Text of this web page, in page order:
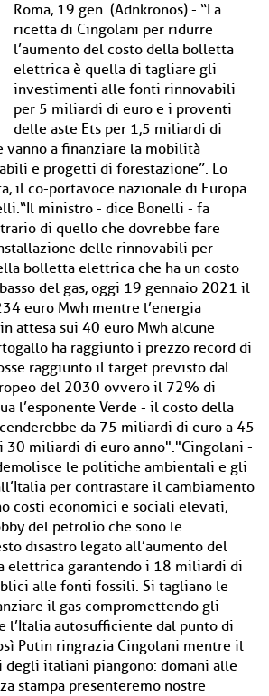
Roma, 19 gen. (Adnkronos) - “La
ricetta di Cingolani per ridurre
l’aumento del costo della bolletta
elettrica è quella di tagliare gli
investimenti alle fonti rinnovabili
per 5 miliardi di euro e i proventi
delle aste Ets per 1,5 miliardi di
vanno a finanziare la mobilità
e progetti di forestazione”. Lo
il co-portavoce nazionale di Europa
ministro - dice Bonelli - fa
di quello che dovrebbe fare
delle rinnovabili per
bolletta elettrica che ha un costo
del gas, oggi 19 gennaio 2021 il
euro Mwh mentre l’energia
attesa sui 40 euro Mwh alcune
ha raggiunto i prezzo record di
raggiunto il target previsto dal
del 2030 ovvero il 72% di
l’esponente Verde - il costo della
da 75 miliardi di euro a 45
30 miliardi di euro anno"."Cingolani -
le politiche ambientali e gli
per contrastare il cambiamento
costi economici e sociali elevati,
del petrolio che sono le
disastro legato all’aumento del
elettrica garantendo i 18 miliardi di
alle fonti fossili. Si tagliano le
il gas compromettendo gli
autosufficiente dal punto di
Putin ringrazia Cingolani mentre il
italiani piangono: domani alle
stampa presenteremo nostre